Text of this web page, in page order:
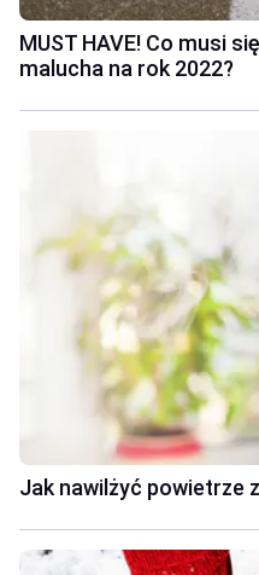
MUST HAVE! Co musi
malucha na rok 2022?
Jak nawilżyć powietrze